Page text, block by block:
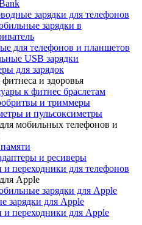
зарядки для телефонов
зарядки в
для телефонов и планшетов
USB зарядки
для зарядок
и здоровья
к фитнес браслетам
и триммеры
и пульсоксиметры
мобильных телефонов и
и ресиверы
и переходники для телефонов
Apple
зарядки для Apple
зарядки для Apple
и переходники для Apple